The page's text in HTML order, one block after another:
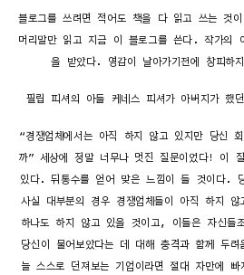
블로그를 쓰려면 적어도 책을 다 읽고 쓰는 것
머리말만 읽고 지금 이 블로그를 쓴다. 작가의
을 받았다. 영감이 날아가기전에 창피하
필립 피셔의 아들 케네스 피셔가 아버지가 했
“경쟁업체에서는 아직 하지 않고 있지만 당신
까” 세상에 정말 너무나 멋진 질문이었다! 이 질
있다. 뒤통수를 얻어 맞은 느낌이 들 것이다.
사실 대부분의 경우 경쟁업체들이 아직 하지
하나도 하지 않고 있을 것이고, 이들은 자신들
당신이 물어보았다는 데 대해 충격과 함께 두
늘 스스로 던져보는 기업이라면 절대 자만에